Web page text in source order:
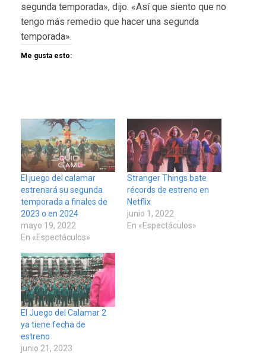
segunda temporada», dijo. «Así que siento que no
tengo más remedio que hacer una segunda
temporada».
Me gusta esto:
El juego del calamar
estrenará su segunda
temporada a finales de
2023 o en 2024
mayo 19, 2022
En «Espectáculos»
Stranger Things bate
récords de estreno en
Netflix
junio 1, 2022
En «Espectáculos»
El Juego del Calamar 2
ya tiene fecha de
estreno
junio 21, 2023
3
Mariño fortalece capacidad
operativa con flota
vehicular de 60 unidades
adquiridas en un año de
gestión
4
REGIONALES ÚLTIMA HORA
Reparan hundimiento de la
la altura de Macho Muerto
5
Fedecámaras NE y Unimar